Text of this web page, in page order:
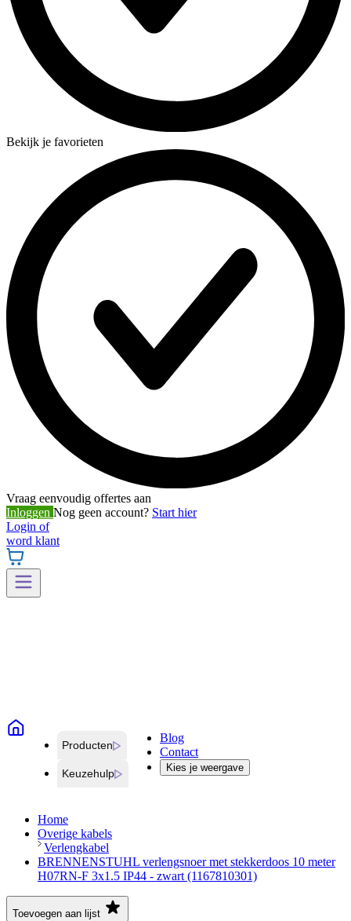
Bekijk je favorieten
Vraag eenvoudig offertes aan
Inloggen Nog geen account? Start hier
Login of
word klant
Producten
Keuzehulp
Blog
Contact
Kies je weergave
Home
Overige kabels
Verlengkabel
BRENNENSTUHL verlengsnoer met stekkerdoos 10 meter
H07RN-F 3x1.5 IP44 - zwart (1167810301)
Toevoegen aan lijst